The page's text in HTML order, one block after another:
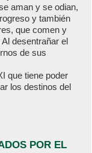
aman y se odian,
y también
que comen y
desentrañar el
de sus
que tiene poder
los destinos del
POR EL